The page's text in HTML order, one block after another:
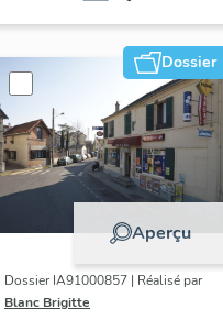
Dossier
Aperçu
Dossier IA91000857 | Réalisé par
Blanc Brigitte